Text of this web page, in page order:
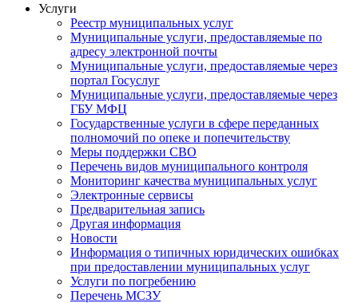
Услуги
Реестр муниципальных услуг
Муниципальные услуги, предоставляемые по
адресу электронной почты
Муниципальные услуги, предоставляемые через
портал Госуслуг
Муниципальные услуги, предоставляемые через
ГБУ МФЦ
Государственные услуги в сфере переданных
полномочий по опеке и попечительству
Меры поддержки СВО
Перечень видов муниципального контроля
Мониторинг качества муниципальных услуг
Электронные сервисы
Предварительная запись
Другая информация
Новости
Информация о типичных юридических ошибках
при предоставлении муниципальных услуг
Услуги по погребению
Перечень МСЗУ